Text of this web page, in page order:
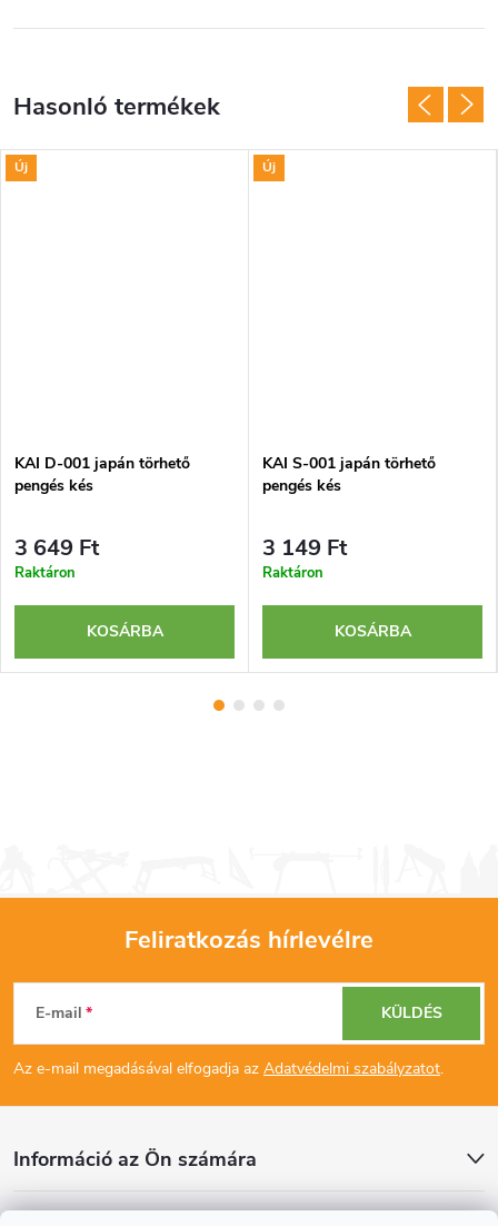
Új
KAI D-001 japán törhető
pengés kés
3 649 Ft
Raktáron
KOSÁRBA
Új
KAI S-001 japán törhető
pengés kés
3 149 Ft
Raktáron
KOSÁRBA
L
á
b
é
Feliratkozás hírlevélre
E-mail
Az e-mail megadásával elfogadja az Adatvédelmi szabályzatot.
KÜLDÉS
Információ az Ön számára